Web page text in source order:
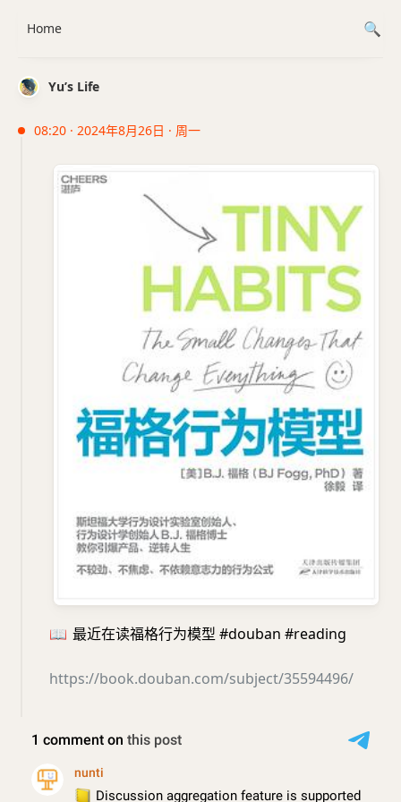
Yu’s Life
08:20 · 2024年8月26日 · 周一
📖 最近在读福格行为模型 #douban #reading
https://book.douban.com/subject/35594496/
Home